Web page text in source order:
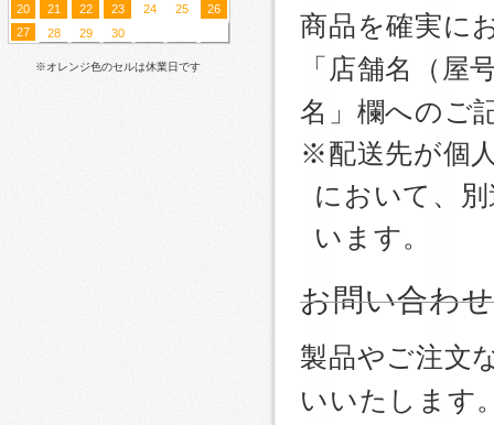
20
21 22 23 24 25
26
27
28 29 30
※オレンジ色のセルは休業日です
商品を確実に
「店舗名（屋
名」欄へのご
※配送先が個
において、
います。
お問い合わせ
製品やご注文
いいたします